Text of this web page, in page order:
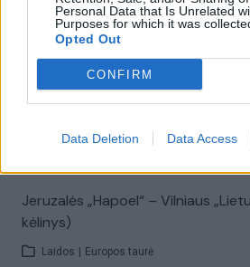
Personal Data that Is Unrelated
Purposes for which it was
Opted Out
CONFIRM
Data Deletion Data Access
Laidos | Europos taurė
Jeruzalės „Hapoel“ – Vilniaus
kėlinys)
Laidos | Europos taurė
Jeruzalės „Hapoel“ – Vilniaus
kėlinys)
Laidos Europos taurė